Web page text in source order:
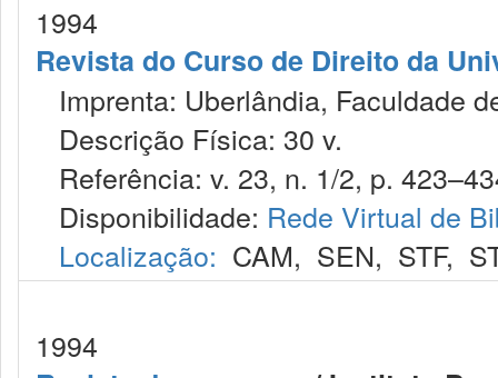
1994
Revista do Curso de Direito da
Imprenta: Uberlândia, Faculdade
Descrição Física: 30 v.
Referência: v. 23, n. 1/2, p.
Disponibilidade: Rede Virtual de
Localização: CAM, SEN, STF,
1994